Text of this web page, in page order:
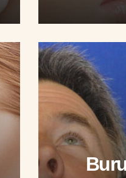
kelime
Birçok
klasik,
tanesidir.